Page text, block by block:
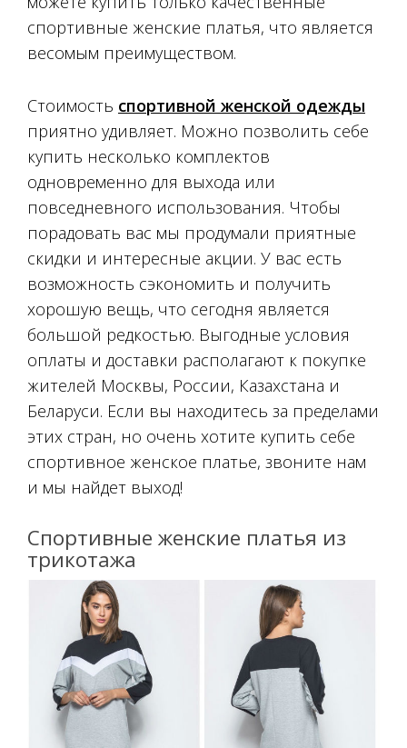
спортивные женские платья, что является
весомым преимуществом.
Стоимость спортивной женской одежды
приятно удивляет. Можно позволить себе
купить несколько комплектов
одновременно для выхода или
повседневного использования. Чтобы
порадовать вас мы продумали приятные
скидки и интересные акции. У вас есть
возможность сэкономить и получить
хорошую вещь, что сегодня является
большой редкостью. Выгодные условия
оплаты и доставки располагают к покупке
жителей Москвы, России, Казахстана и
Беларуси. Если вы находитесь за пределами
этих стран, но очень хотите купить себе
спортивное женское платье, звоните нам
и мы найдет выход!
Спортивные женские платья из
трикотажа